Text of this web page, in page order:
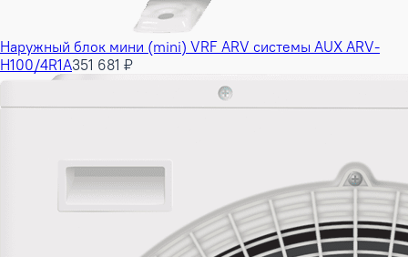
Наружный блок мини (mini) VRF ARV системы AUX ARV-
H100/4R1A351 681 ₽